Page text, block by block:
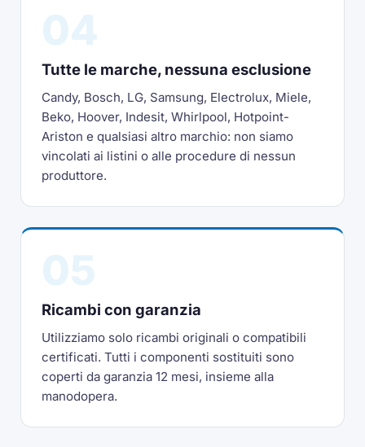
Tutte le marche, nessuna esclusione
Candy, Bosch, LG, Samsung, Electrolux, Miele,
Beko, Hoover, Indesit, Whirlpool, Hotpoint-
Ariston e qualsiasi altro marchio: non siamo
vincolati ai listini o alle procedure di nessun
produttore.
Ricambi con garanzia
Utilizziamo solo ricambi originali o compatibili
certificati. Tutti i componenti sostituiti sono
coperti da garanzia 12 mesi, insieme alla
manodopera.